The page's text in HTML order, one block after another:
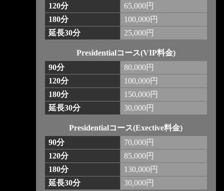
120分
65,000円
180分
100,000円
延長30分
25,000円
Presidentialコース(VIP料金)
90分
80,000円
120分
100,000円
180分
150,000円
延長30分
30,000円
Presidentialコース(Exective料金)
90分
70,000円
120分
85,000円
180分
130,000円
延長30分
30,000円